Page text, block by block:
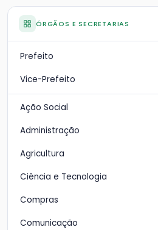
ÓRGÃOS E SECRETARIAS
Prefeito
Vice-Prefeito
Ação Social
Administração
Agricultura
Ciência e Tecnologia
Compras
Comunicação